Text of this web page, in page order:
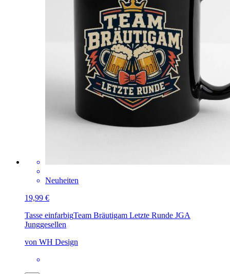
Neuheiten
19,99 €
Tasse einfarbigTeam Bräutigam Letzte Runde JGA
Junggesellen
von WH Design